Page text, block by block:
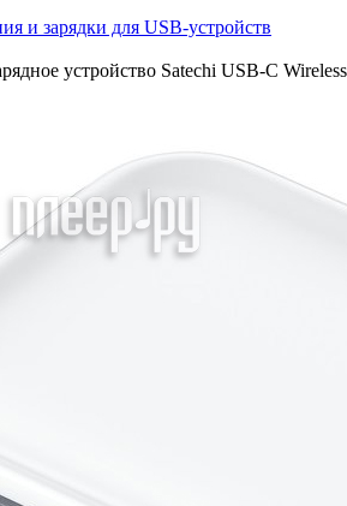
и зарядки для USB-устройств
устройство Satechi USB-C